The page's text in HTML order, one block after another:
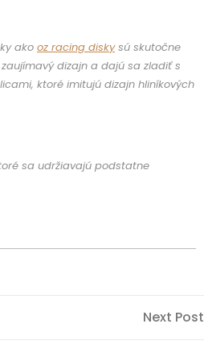
ako oz racing disky sú skutočne
dizajn a dajú sa zladiť s
ktoré imitujú dizajn hliníkových
sa udržiavajú podstatne
Next Post